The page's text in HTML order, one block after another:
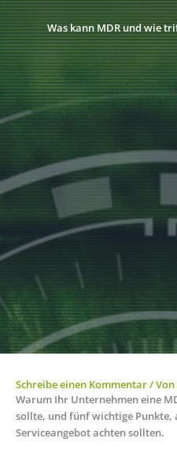
Was kann MDR und wie
Schreibe einen Kommentar/ Von
Warum Ihr Unternehmen eine
sollte, und fünf wichtige Punkte,
Serviceangebot achten sollten.